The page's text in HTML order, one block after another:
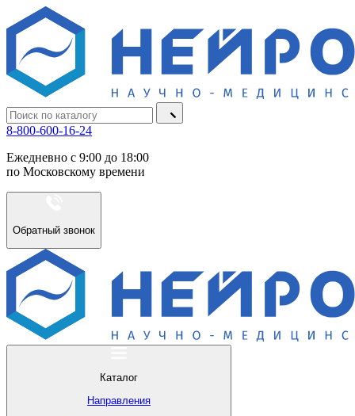
8-800-600-16-24
Ежедневно с 9:00 до 18:00
по Московскому времени
Обратный звонок
Каталог
Направления